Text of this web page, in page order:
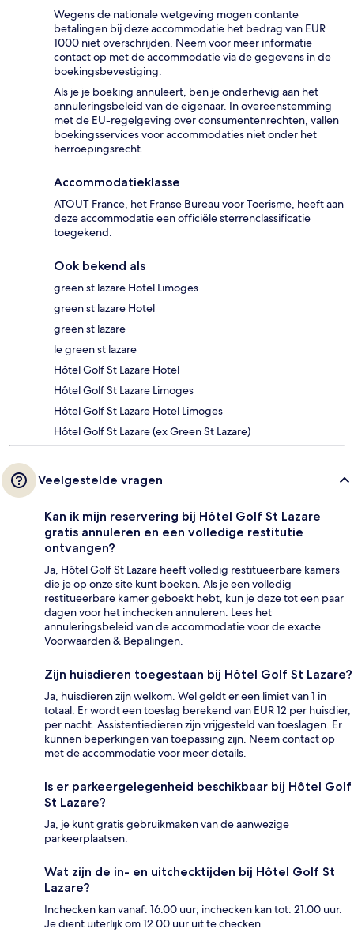
Wegens de nationale wetgeving mogen contante
betalingen bij deze accommodatie het bedrag van EUR
1000 niet overschrijden. Neem voor meer informatie
contact op met de accommodatie via de gegevens in de
boekingsbevestiging.
Als je je boeking annuleert, ben je onderhevig aan het
annuleringsbeleid van de eigenaar. In overeenstemming
met de EU-regelgeving over consumentenrechten, vallen
boekingsservices voor accommodaties niet onder het
herroepingsrecht.
Accommodatieklasse
ATOUT France, het Franse Bureau voor Toerisme, heeft aan
deze accommodatie een officiële sterrenclassificatie
toegekend.
Ook bekend als
green st lazare Hotel Limoges
green st lazare Hotel
green st lazare
le green st lazare
Hôtel Golf St Lazare Hotel
Hôtel Golf St Lazare Limoges
Hôtel Golf St Lazare Hotel Limoges
Hôtel Golf St Lazare (ex Green St Lazare)
Veelgestelde vragen
Kan ik mijn reservering bij Hôtel Golf St Lazare
gratis annuleren en een volledige restitutie
ontvangen?
Ja, Hôtel Golf St Lazare heeft volledig restitueerbare kamers
die je op onze site kunt boeken. Als je een volledig
restitueerbare kamer geboekt hebt, kun je deze tot een paar
dagen voor het inchecken annuleren. Lees het
annuleringsbeleid van de accommodatie voor de exacte
Voorwaarden & Bepalingen.
Zijn huisdieren toegestaan bij Hôtel Golf St Lazare?
Ja, huisdieren zijn welkom. Wel geldt er een limiet van 1 in
totaal. Er wordt een toeslag berekend van EUR 12 per huisdier,
per nacht. Assistentiedieren zijn vrijgesteld van toeslagen. Er
kunnen beperkingen van toepassing zijn. Neem contact op
met de accommodatie voor meer details.
Is er parkeergelegenheid beschikbaar bij Hôtel Golf
St Lazare?
Ja, je kunt gratis gebruikmaken van de aanwezige
parkeerplaatsen.
Wat zijn de in- en uitchecktijden bij Hôtel Golf St
Lazare?
Inchecken kan vanaf: 16.00 uur; inchecken kan tot: 21.00 uur.
Je dient uiterlijk om 12.00 uur uit te checken.